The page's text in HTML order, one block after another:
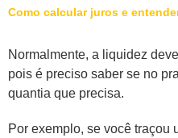
Como calcular juros e
Normalmente, a liquidez
pois é preciso saber se no
quantia que precisa.
Por exemplo, se você traçou